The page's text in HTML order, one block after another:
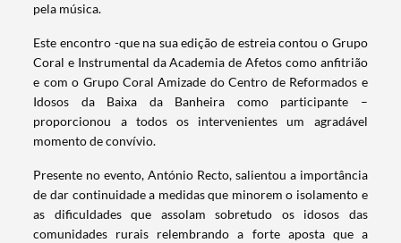
pela música.
Este encontro -que na sua edição de estreia contou o Grupo
Coral e Instrumental da Academia de Afetos como anfitrião
e com o Grupo Coral Amizade do Centro de Reformados e
Idosos da Baixa da Banheira como participante –
proporcionou a todos os intervenientes um agradável
momento de convívio.
Presente no evento, António Recto, salientou a importância
de dar continuidade a medidas que minorem o isolamento e
as dificuldades que assolam sobretudo os idosos das
comunidades rurais relembrando a forte aposta que a